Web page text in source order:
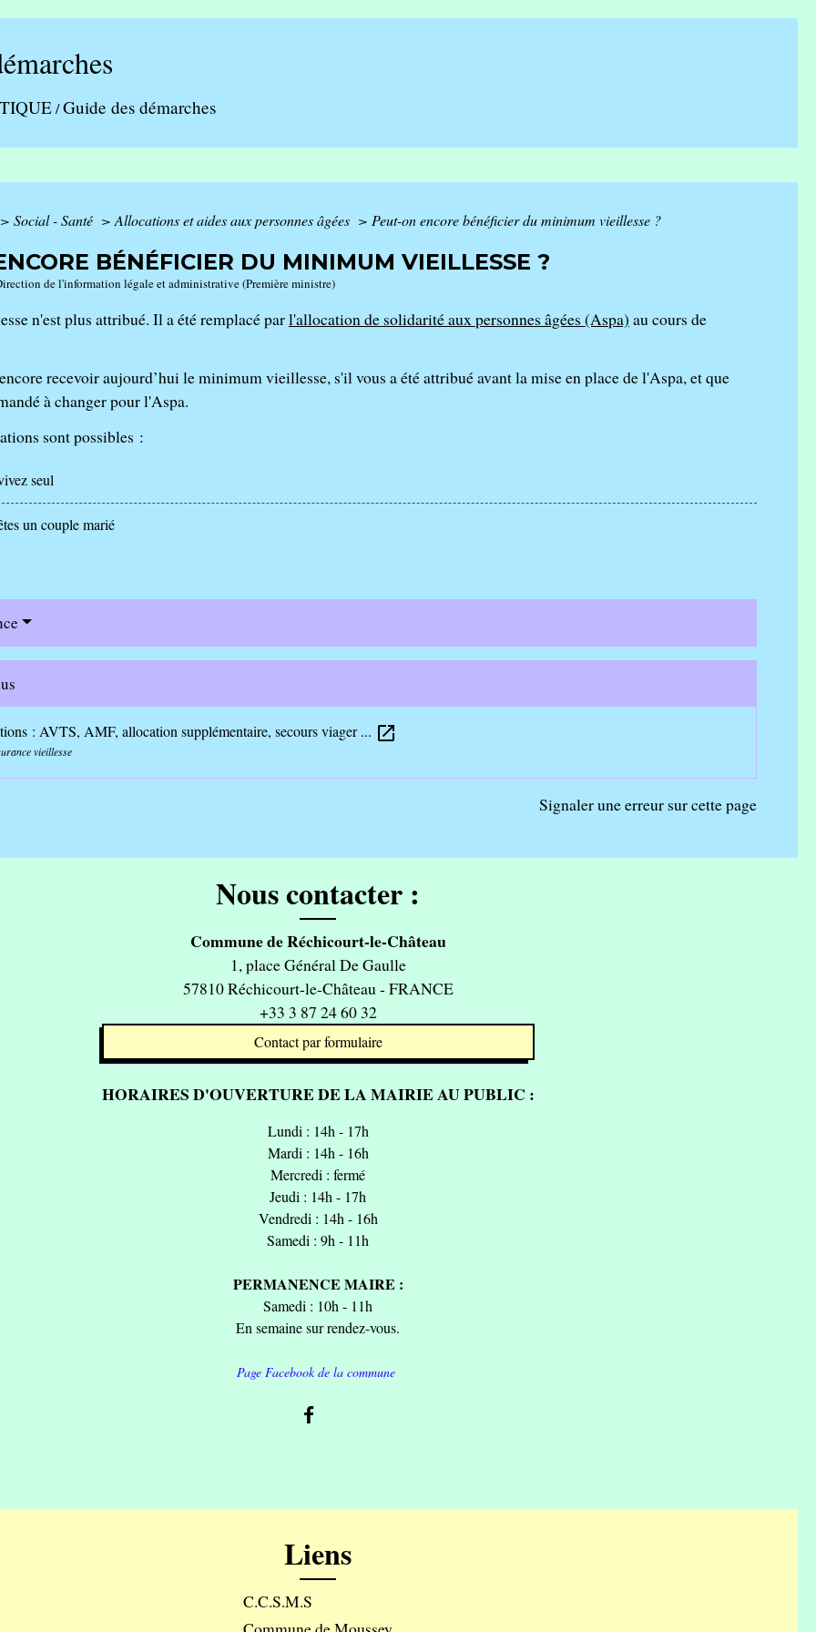
/Guide des démarches
> Social - Santé > Allocations et aides aux personnes âgées > Peut-on encore bénéficier du minimum vieillesse ?
BÉNÉFICIER DU MINIMUM VIEILLESSE ?
de l'information légale et administrative (Première ministre)
n'est plus attribué. Il a été remplacé parl'allocation de solidarité aux personnes âgées (Aspa) au cours de
recevoir aujourd’hui le minimum vieillesse, s'il vous a été attribué avant la mise en place de l'Aspa, et que
à changer pour l'Aspa.
sont possibles :
seul
un couple marié
: AVTS, AMF, allocation supplémentaire, secours viager ... open_in_new
vieillesse
Signaler une erreur sur cette page
Nous contacter :
Commune de Réchicourt-le-Château
1, place Général De Gaulle
57810 Réchicourt-le-Château - FRANCE
+33 3 87 24 60 32
Contact par formulaire
HORAIRES D'OUVERTURE DE LA MAIRIE AU PUBLIC :
Lundi : 14h - 17h
Mardi : 14h - 16h
Mercredi : fermé
Jeudi : 14h - 17h
Vendredi : 14h - 16h
Samedi : 9h - 11h
PERMANENCE MAIRE :
Samedi : 10h - 11h
En semaine sur rendez-vous.
Page Facebook de la commune
Liens
C.C.S.M.S